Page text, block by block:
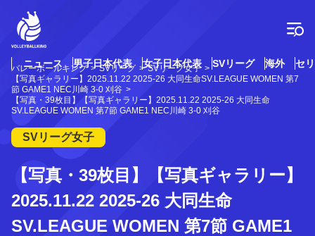
テ
ツ
プ
ニュース 男子日本代表 女子日本代表 SVリーグ 海外 セ
バレーボールキング SVリーグ
SVリーグ女子
【写真ギャラリー】2025.11.22 2025-26 大同生命SV.LEAGUE WOMEN 第7
節 GAME1 NEC川崎 3-0 刈谷
【写真・39枚目】【写真ギャラリー】2025.11.22 2025-26 大同生命
SV.LEAGUE WOMEN 第7節 GAME1 NEC川崎 3-0 刈谷
SVリーグ女子
【写真・39枚目】【写真ギャラリー】
2025.11.22 2025-26 大同生命
SV.LEAGUE WOMEN 第7節 GAME1